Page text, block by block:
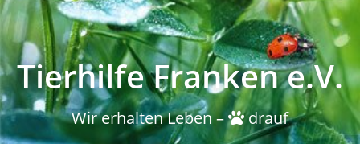
Tierhilfe Franken e.V.
Wir erhalten Leben – drauf